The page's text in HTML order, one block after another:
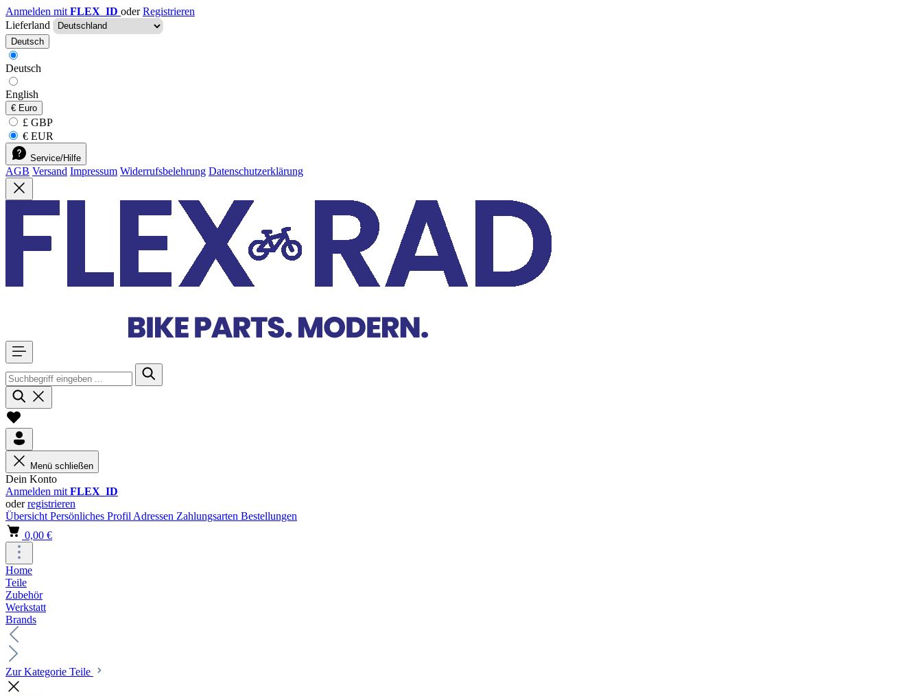
Anmelden mit FLEX_ID oder Registrieren
Lieferland
Deutsch
Deutsch
English
€ Euro
£ GBP
€ EUR
Service/Hilfe
AGB Versand Impressum Widerrufsbelehrung Datenschutzerklärung
Menü schließen
Dein Konto
Anmelden mit FLEX_ID
oderregistrieren
Übersicht Persönliches Profil Adressen Zahlungsarten Bestellungen
0,00 €
Home
Teile
Zubehör
Werkstatt
Brands
Zur Kategorie Teile